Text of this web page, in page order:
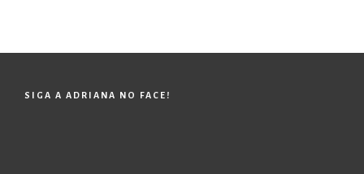
SIGA A ADRIANA NO FACE!